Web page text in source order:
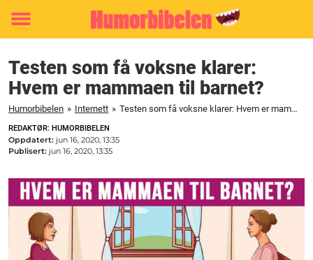
Toggle
Testen som få voksne klarer:
Hvem er mammaen til barnet?
Humorbibelen » Internett » Testen som få voksne klarer: Hvem er mammaen til barnet?
REDAKTØR: HUMORBIBELEN
Oppdatert: jun 16, 2020, 13:35
Publisert: jun 16, 2020, 13:35